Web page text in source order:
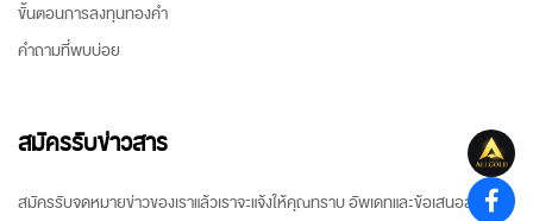
ขั้นตอนการลงทุนทองคำ
คำถามที่พบบ่อย
สมัครรับข่าวสาร
สมัครรับจดหมายข่าวของเราแล้วเราจะแจ้งให้คุณทราบ อัพเดทและข้อเสนอล่าสุด